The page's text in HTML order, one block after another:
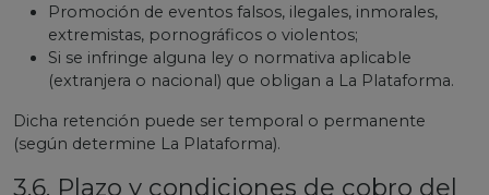
Promoción de eventos falsos, ilegales, inmorales,
extremistas, pornográficos o violentos;
Si se infringe alguna ley o normativa aplicable
(extranjera o nacional) que obligan a La Plataforma.
Dicha retención puede ser temporal o permanente
(según determine La Plataforma).
3.6. Plazo y condiciones de cobro del